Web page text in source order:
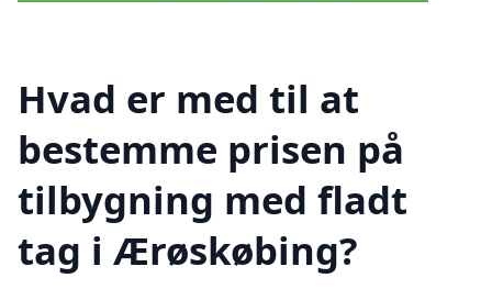
Hvad er med til at
bestemme prisen på
tilbygning med fladt
tag i Ærøskøbing?